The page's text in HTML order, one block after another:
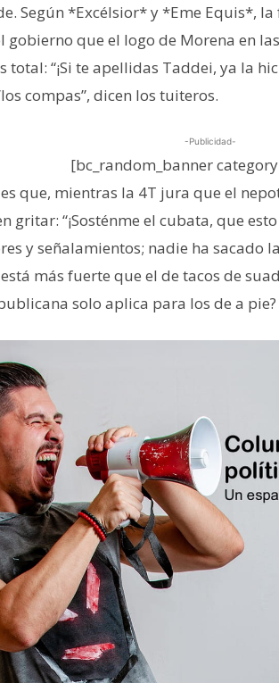
Según *Excélsior* y *Eme Equis*,
gobierno que el logo de Morena en
total: “¡Si te apellidas Taddei, ya la
compas”, dicen los tuiteros.
-Publicidad-
[bc_random_banner
que, mientras la 4T jura que el
gritar: “¡Sosténme el cubata, que
y señalamientos; nadie ha sacado
más fuerte que el de tacos de
solo aplica para los de a